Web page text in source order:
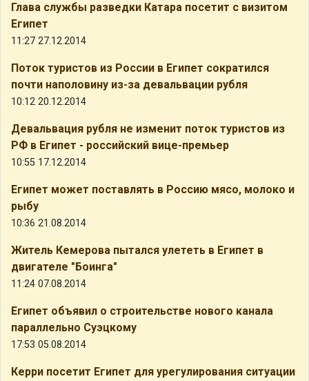
Глава службы разведки Катара посетит с визитом
Египет
11:27 27.12.2014
Поток туристов из России в Египет сократился
почти наполовину из-за девальвации рубля
10:12 20.12.2014
Девальвация рубля не изменит поток туристов из
РФ в Египет - российский вице-премьер
10:55 17.12.2014
Египет может поставлять в Россию мясо, молоко и
рыбу
10:36 21.08.2014
Житель Кемерова пытался улететь в Египет в
двигателе "Боинга"
11:24 07.08.2014
Египет объявил о строительстве нового канала
параллельно Суэцкому
17:53 05.08.2014
Керри посетит Египет для урегулирования ситуации